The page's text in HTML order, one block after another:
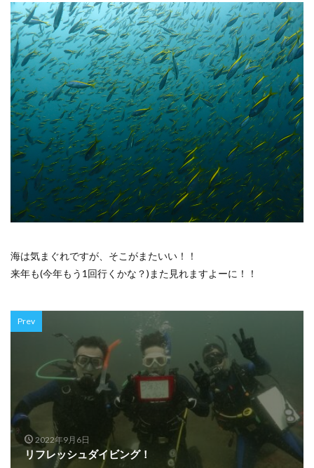
海は気まぐれですが、そこがまたいい！！
来年も(今年もう1回行くかな？)また見れますよーに！！
Prev
2022年9月6日
リフレッシュダイビング！